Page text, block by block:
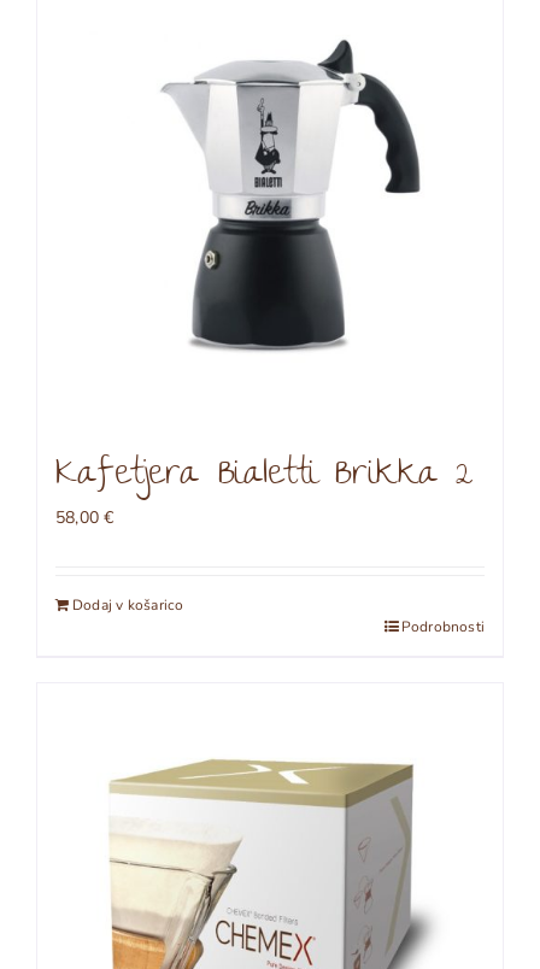
Kafetjera Bialetti Brikka 2
58,00€
Dodaj v košarico
Podrobnosti